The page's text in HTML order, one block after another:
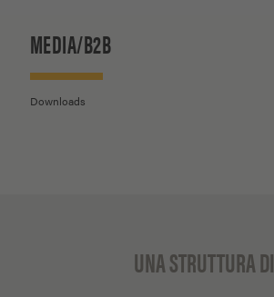
MEDIA/B2B
Downloads
UNA STRUTTURA DI